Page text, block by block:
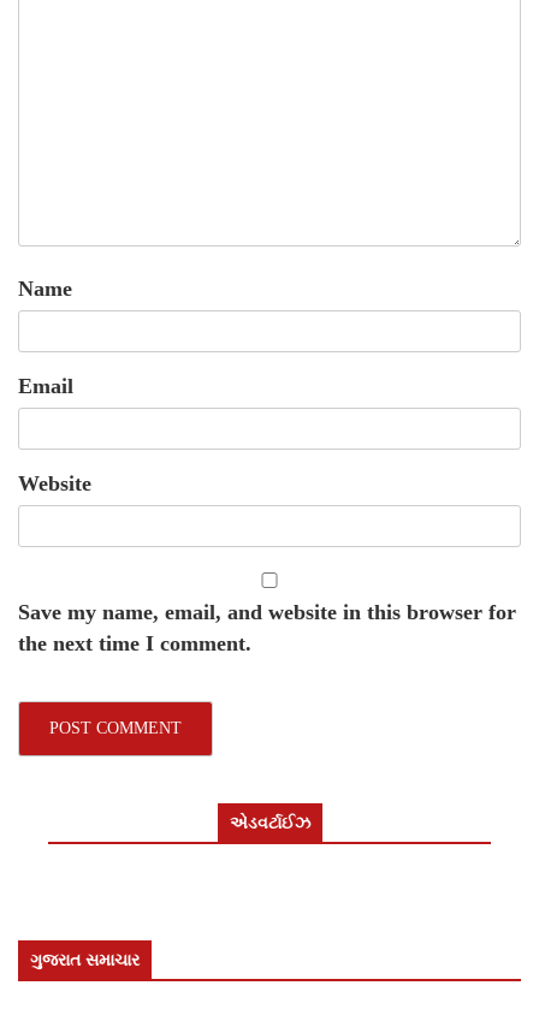
Name
Email
Website
Save my name, email, and website in this browser for
the next time I comment.
એડવર્ટાઈઝ
ગુજરાત સમાચાર